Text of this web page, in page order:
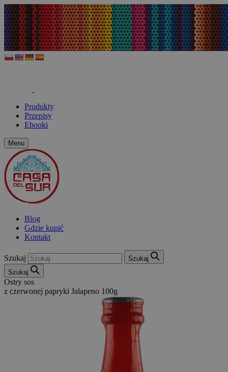
Produkty
Przepisy
Ebooki
Menu
Blog
Gdzie kupić
Kontakt
Szukaj
Szukaj
Szukaj
Ostry sos
z czerwonej papryki Jalapeno 100g